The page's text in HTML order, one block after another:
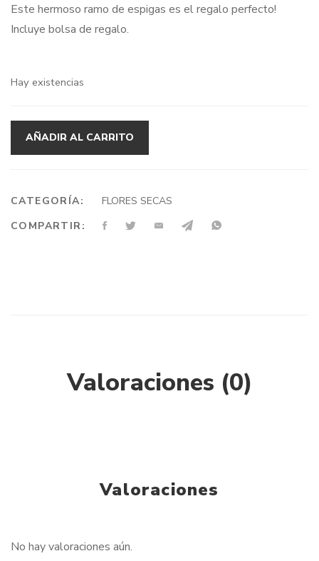
Este hermoso ramo de espigas es el regalo perfecto!
Incluye bolsa de regalo.
Hay existencias
AÑADIR AL CARRITO
CATEGORÍA:
FLORES SECAS
COMPARTIR:
Valoraciones (0)
Valoraciones
No hay valoraciones aún.